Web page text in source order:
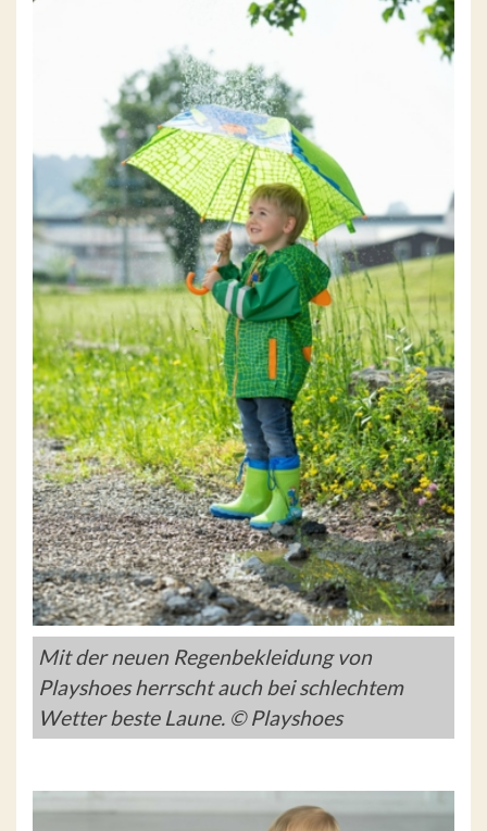
Mit der neuen Regenbekleidung von
Playshoes herrscht auch bei schlechtem
Wetter beste Laune. © Playshoes